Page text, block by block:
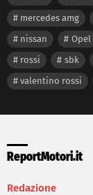
mercedes amg
nissan
Opel
rossi
sbk
valentino rossi
ReportMotori.it
Redazione